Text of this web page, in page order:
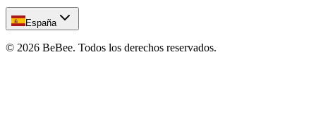
España
© 2026 BeBee. Todos los derechos reservados.